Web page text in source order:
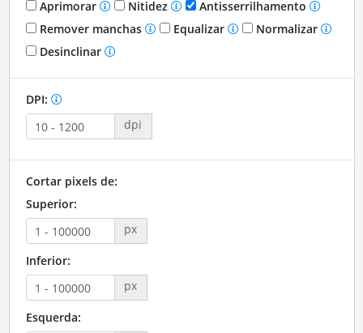
Aprimorar Nitidez
Antisserrilhamento
Remover manchas
Equalizar
Normalizar
Desinclinar
DPI:
dpi
Cortar pixels de:
Superior:
px
Inferior:
px
Esquerda: